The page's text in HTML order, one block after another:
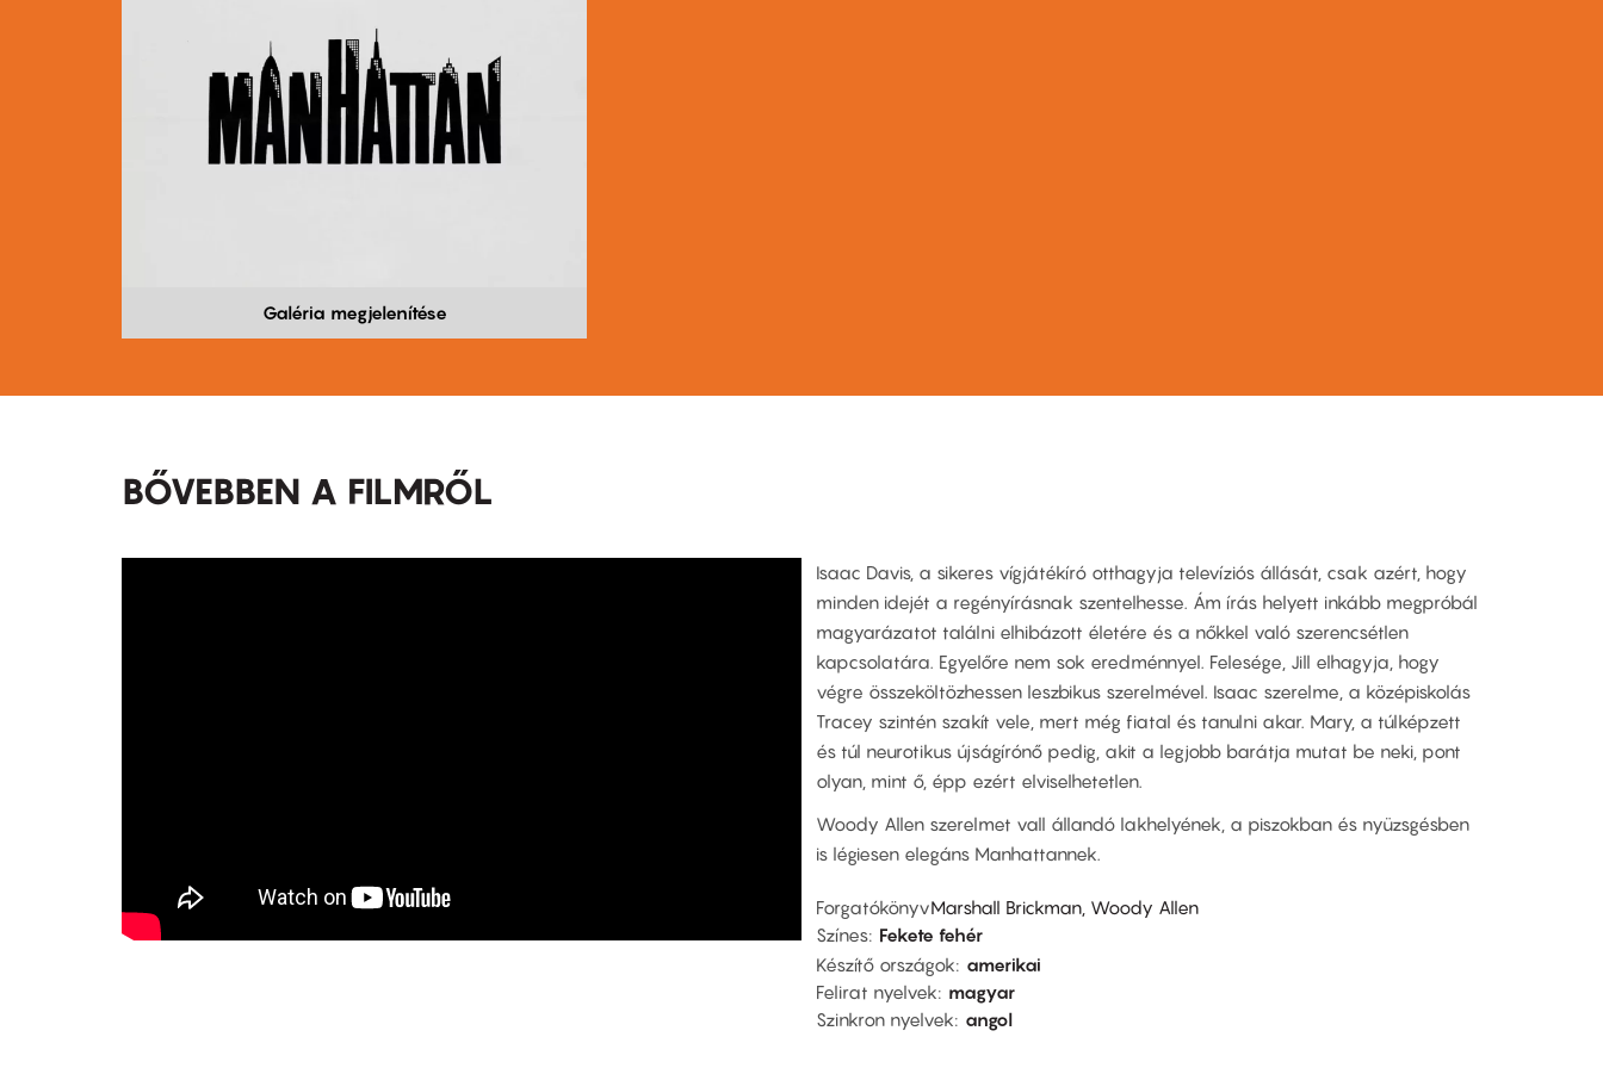
Galéria megjelenítése
BŐVEBBEN A FILMRŐL
Isaac Davis, a sikeres vígjátékíró otthagyja televíziós állását, csak azért, hogy
minden idejét a regényírásnak szentelhesse. Ám írás helyett inkább megpróbál
magyarázatot találni elhibázott életére és a nőkkel való szerencsétlen
kapcsolatára. Egyelőre nem sok eredménnyel. Felesége, Jill elhagyja, hogy
végre összeköltözhessen leszbikus szerelmével. Isaac szerelme, a középiskolás
Tracey szintén szakít vele, mert még fiatal és tanulni akar. Mary, a túlképzett
és túl neurotikus újságírónő pedig, akit a legjobb barátja mutat be neki, pont
olyan, mint ő, épp ezért elviselhetetlen.
Woody Allen szerelmet vall állandó lakhelyének, a piszokban és nyüzsgésben
is légiesen elegáns Manhattannek.
ForgatókönyvMarshall Brickman, Woody Allen
Színes Fekete fehér
Készítő országok
amerikai
Felirat nyelvek
magyar
Szinkron nyelvek
angol